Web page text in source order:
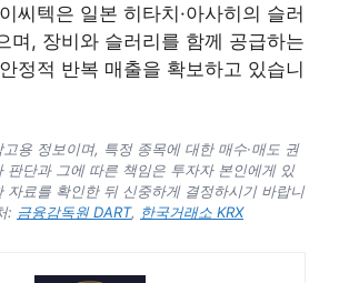
씨텍은 일본 히타치·아사히의 슬러
며, 장비와 슬러리를 함께 공급하는
정적 반복 매출을 확보하고 있습니
용 정보이며, 특정 종목에 대한 매수·매도 권
판단과 그에 따른 책임은 투자자 본인에게 있
자료를 확인한 뒤 신중하게 결정하시기 바랍니
: 금융감독원 DART, 한국거래소 KRX